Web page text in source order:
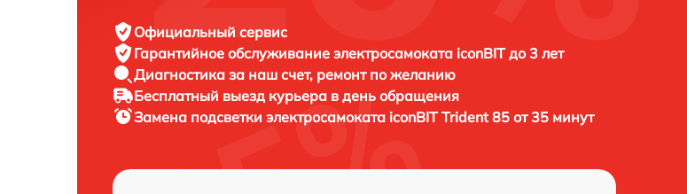
Официальный сервис
Гарантийное обслуживание электросамоката iconBIT до 3 лет
Диагностика за наш счет, ремонт по желанию
Бесплатный выезд курьера в день обращения
Замена подсветки электросамоката iconBIT Trident 85 от 35 минут